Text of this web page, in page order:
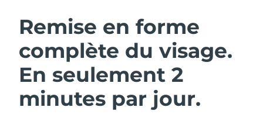
Remise en forme
complète du visage.
En seulement 2
minutes par jour.
Nettoyage du visage
LUNA™ 4 coffret
Anti-aging massage
Lifting
BEAR™ 2 coffret
Microcurrent toning
Autriche
Bahreïn Livraison estimée8/11/26
Belgique Livraison estimée
Bermudes Livraison estimée